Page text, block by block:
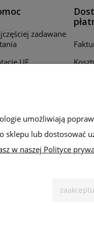
zadawane
UE
umożliwiają
sklepu lub dostosować
w naszej Polityce